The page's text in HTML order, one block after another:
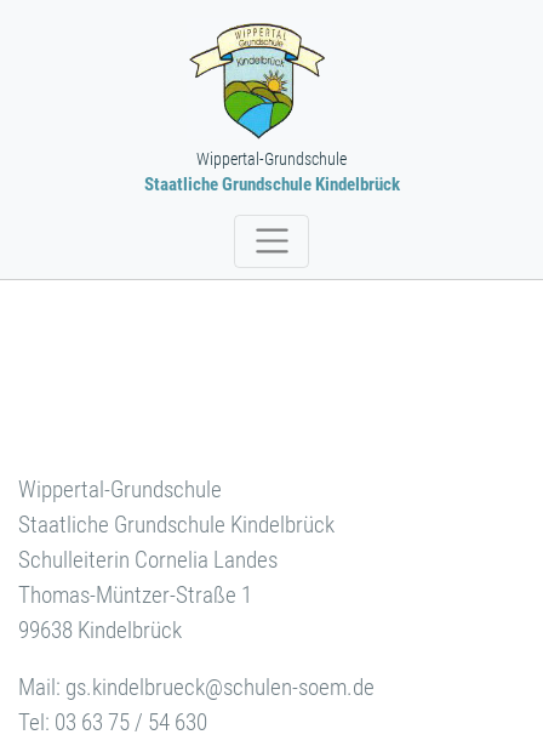
Wippertal-Grundschule
Staatliche Grundschule Kindelbrück
Wippertal-Grundschule
Staatliche Grundschule Kindelbrück
Schulleiterin Cornelia Landes
Thomas-Müntzer-Straße 1
99638 Kindelbrück
Mail: gs.kindelbrueck@schulen-soem.de
Tel: 03 63 75 / 54 630